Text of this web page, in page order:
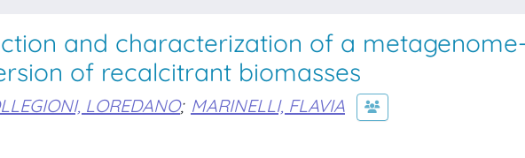
and characterization of a
of recalcitrant biomasses
LOREDANO; MARINELLI, FLAVIA